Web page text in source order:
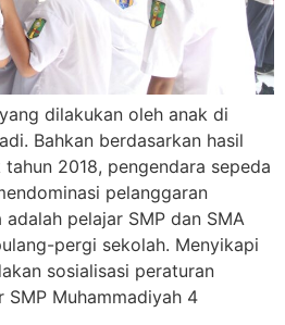
dilakukan oleh anak di
Bahkan berdasarkan hasil
2018, pengendara sepeda
pelanggaran
pelajar SMP dan SMA
pergi sekolah. Menyikapi
sosialisasi peraturan
Muhammadiyah 4